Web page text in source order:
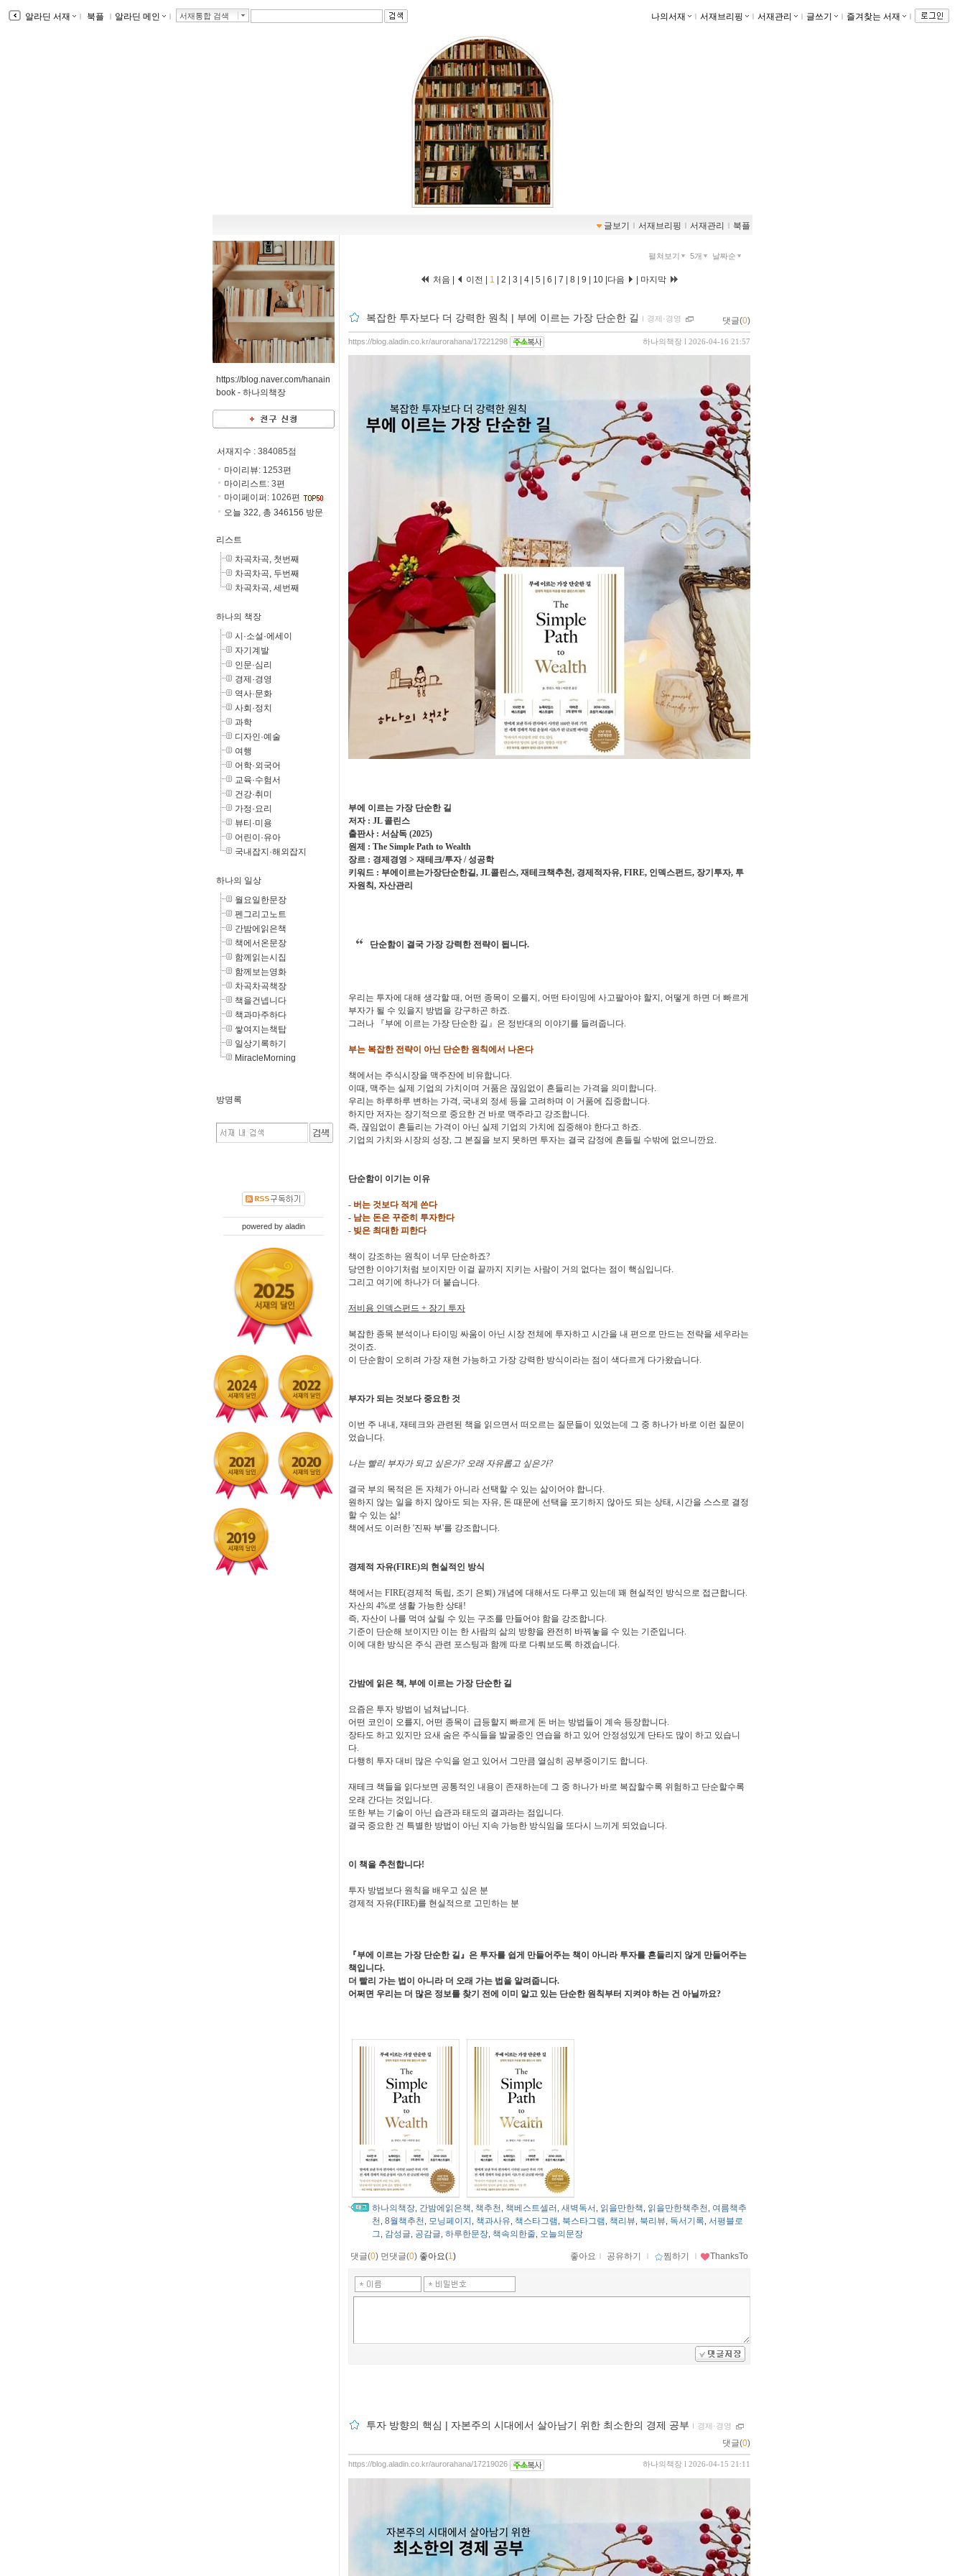
알라딘 서재 ｌ 북플 ｌ 알라딘 메인 ｌ 서재통합 검색 나의서재 ｌ 서재브리핑 ｌ 서재관리 ｌ 글쓰기 ｌ 즐겨찾는 서재 ｌ
글보기 ｌ 서재브리핑 ｌ 서재관리 ｌ 북플
https://blog.naver.com/hanain
book - 하나의책장
서재지수 : 384085점
마이리뷰: 1253편
마이리스트: 3편
마이페이퍼: 1026편
오늘 322, 총 346156 방문
리스트
차곡차곡, 첫번째
차곡차곡, 두번째
차곡차곡, 세번째
하나의 책장
시·소설·에세이
자기계발
인문·심리
경제·경영
역사·문화
사회·정치
과학
디자인·예술
여행
어학·외국어
교육·수험서
건강·취미
가정·요리
뷰티·미용
어린이·유아
국내잡지·해외잡지
하나의 일상
월요일한문장
펜그리고노트
간밤에읽은책
책에서온문장
함께읽는시집
함께보는영화
차곡차곡책장
책을건넵니다
책과마주하다
쌓여지는책탑
일상기록하기
MiracleMorning
방명록
powered by aladin
펼쳐보기 5개 날짜순
처음 | 이전 | 1 2 3 4 5 6 7 8 9 10 다음 마지막
복잡한 투자보다 더 강력한 원칙 | 부에 이르는 가장 단순한 길 ｌ 경제·경영 댓글(0)
하나의책장 l 2026-04-16 21:57
https://blog.aladin.co.kr/aurorahana/17221298
부에 이르는 가장 단순한 길
저자 : JL 콜린스
출판사 : 서삼독 (2025)
원제 : The Simple Path to Wealth
장르 : 경제경영 > 재테크/투자 / 성공학
키워드 : 부에이르는가장단순한길, JL콜린스, 재테크책추천, 경제적자유, FIRE, 인덱스펀드, 장기투자, 투
자원칙, 자산관리
단순함이 결국 가장 강력한 전략이 됩니다.
우리는 투자에 대해 생각할 때, 어떤 종목이 오를지, 어떤 타이밍에 사고팔아야 할지, 어떻게 하면 더 빠르게
부자가 될 수 있을지 방법을 강구하곤 하죠.
그러나 『부에 이르는 가장 단순한 길』은 정반대의 이야기를 들려줍니다.
부는 복잡한 전략이 아닌 단순한 원칙에서 나온다
책에서는 주식시장을 맥주잔에 비유합니다.
이때, 맥주는 실제 기업의 가치이며 거품은 끊임없이 흔들리는 가격을 의미합니다.
우리는 하루하루 변하는 가격, 국내외 정세 등을 고려하며 이 거품에 집중합니다.
하지만 저자는 장기적으로 중요한 건 바로 맥주라고 강조합니다.
즉, 끊임없이 흔들리는 가격이 아닌 실제 기업의 가치에 집중해야 한다고 하죠.
기업의 가치와 시장의 성장, 그 본질을 보지 못하면 투자는 결국 감정에 흔들릴 수밖에 없으니깐요.
단순함이 이기는 이유
- 버는 것보다 적게 쓴다
- 남는 돈은 꾸준히 투자한다
- 빚은 최대한 피한다
책이 강조하는 원칙이 너무 단순하죠?
당연한 이야기처럼 보이지만 이걸 끝까지 지키는 사람이 거의 없다는 점이 핵심입니다.
그리고 여기에 하나가 더 붙습니다.
저비용 인덱스펀드 + 장기 투자
복잡한 종목 분석이나 타이밍 싸움이 아닌 시장 전체에 투자하고 시간을 내 편으로 만드는 전략을 세우라는
것이죠.
이 단순함이 오히려 가장 재현 가능하고 가장 강력한 방식이라는 점이 색다르게 다가왔습니다.
부자가 되는 것보다 중요한 것
이번 주 내내, 재테크와 관련된 책을 읽으면서 떠오르는 질문들이 있었는데 그 중 하나가 바로 이런 질문이
었습니다.
나는 빨리 부자가 되고 싶은가? 오래 자유롭고 싶은가?
결국 부의 목적은 돈 자체가 아니라 선택할 수 있는 삶이어야 합니다.
원하지 않는 일을 하지 않아도 되는 자유, 돈 때문에 선택을 포기하지 않아도 되는 상태, 시간을 스스로 결정
할 수 있는 삶!
책에서도 이러한 '진짜 부'를 강조합니다.
경제적 자유(FIRE)의 현실적인 방식
책에서는 FIRE(경제적 독립, 조기 은퇴) 개념에 대해서도 다루고 있는데 꽤 현실적인 방식으로 접근합니다.
자산의 4%로 생활 가능한 상태!
즉, 자산이 나를 먹여 살릴 수 있는 구조를 만들어야 함을 강조합니다.
기준이 단순해 보이지만 이는 한 사람의 삶의 방향을 완전히 바꿔놓을 수 있는 기준입니다.
이에 대한 방식은 주식 관련 포스팅과 함께 따로 다뤄보도록 하겠습니다.
간밤에 읽은 책, 부에 이르는 가장 단순한 길
요즘은 투자 방법이 넘쳐납니다.
어떤 코인이 오를지, 어떤 종목이 급등할지 빠르게 돈 버는 방법들이 계속 등장합니다.
장타도 하고 있지만 요새 숨은 주식들을 발굴중인 연습을 하고 있어 안정성있게 단타도 많이 하고 있습니
다.
다행히 투자 대비 많은 수익을 얻고 있어서 그만큼 열심히 공부중이기도 합니다.
재테크 책들을 읽다보면 공통적인 내용이 존재하는데 그 중 하나가 바로 복잡할수록 위험하고 단순할수록
오래 간다는 것입니다.
또한 부는 기술이 아닌 습관과 태도의 결과라는 점입니다.
결국 중요한 건 특별한 방법이 아닌 지속 가능한 방식임을 또다시 느끼게 되었습니다.
이 책을 추천합니다!
투자 방법보다 원칙을 배우고 싶은 분
경제적 자유(FIRE)를 현실적으로 고민하는 분
『부에 이르는 가장 단순한 길』은 투자를 쉽게 만들어주는 책이 아니라 투자를 흔들리지 않게 만들어주는
책입니다.
더 빨리 가는 법이 아니라 더 오래 가는 법을 알려줍니다.
어쩌면 우리는 더 많은 정보를 찾기 전에 이미 알고 있는 단순한 원칙부터 지켜야 하는 건 아닐까요?
하나의책장, 간밤에읽은책, 책추천 , 책베스트셀러 , 새벽독서 , 읽을만한책, 읽을만한책추천 , 여름책추
천 , 8월책추천 , 모닝페이지 , 책과사유, 책스타그램, 북스타그램, 책리뷰, 북리뷰, 독서기록, 서평블로
그, 감성글, 공감글, 하루한문장, 책속의한줄, 오늘의문장
댓글(0) 먼댓글(0) 좋아요(1) 좋아요 ｌ 공유하기 ｌ 찜하기 ｌ ThanksTo
투자 방향의 핵심 | 자본주의 시대에서 살아남기 위한 최소한의 경제 공부 ｌ 경제·경영
댓글(0)
하나의책장 l 2026-04-15 21:11
https://blog.aladin.co.kr/aurorahana/17219026